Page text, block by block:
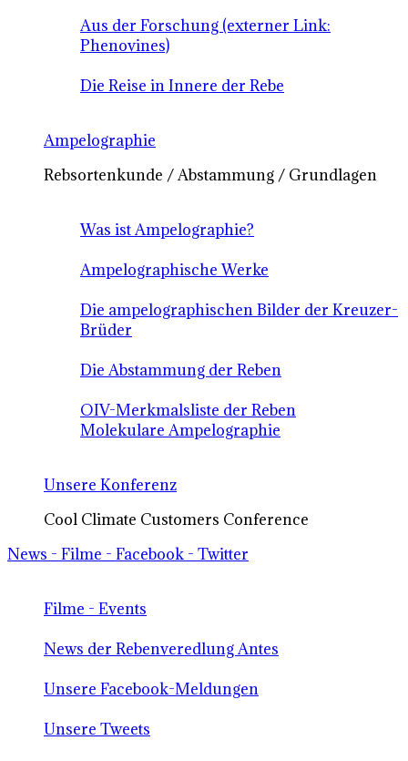
Aus der Forschung (externer Link:
Phenovines)
Die Reise in Innere der Rebe
Ampelographie
Rebsortenkunde / Abstammung / Grundlagen
Was ist Ampelographie?
Ampelographische Werke
Die ampelographischen Bilder der Kreuzer-
Brüder
Die Abstammung der Reben
OIV-Merkmalsliste der Reben
Molekulare Ampelographie
Unsere Konferenz
Cool Climate Customers Conference
News - Filme - Facebook - Twitter
Filme - Events
News der Rebenveredlung Antes
Unsere Facebook-Meldungen
Unsere Tweets